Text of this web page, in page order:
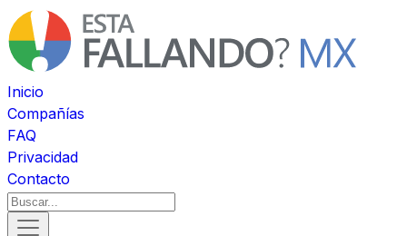
Inicio
Compañías
FAQ
Privacidad
Contacto